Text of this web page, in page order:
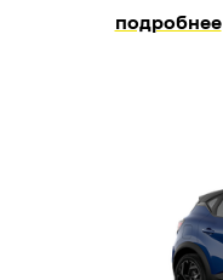
подробнее